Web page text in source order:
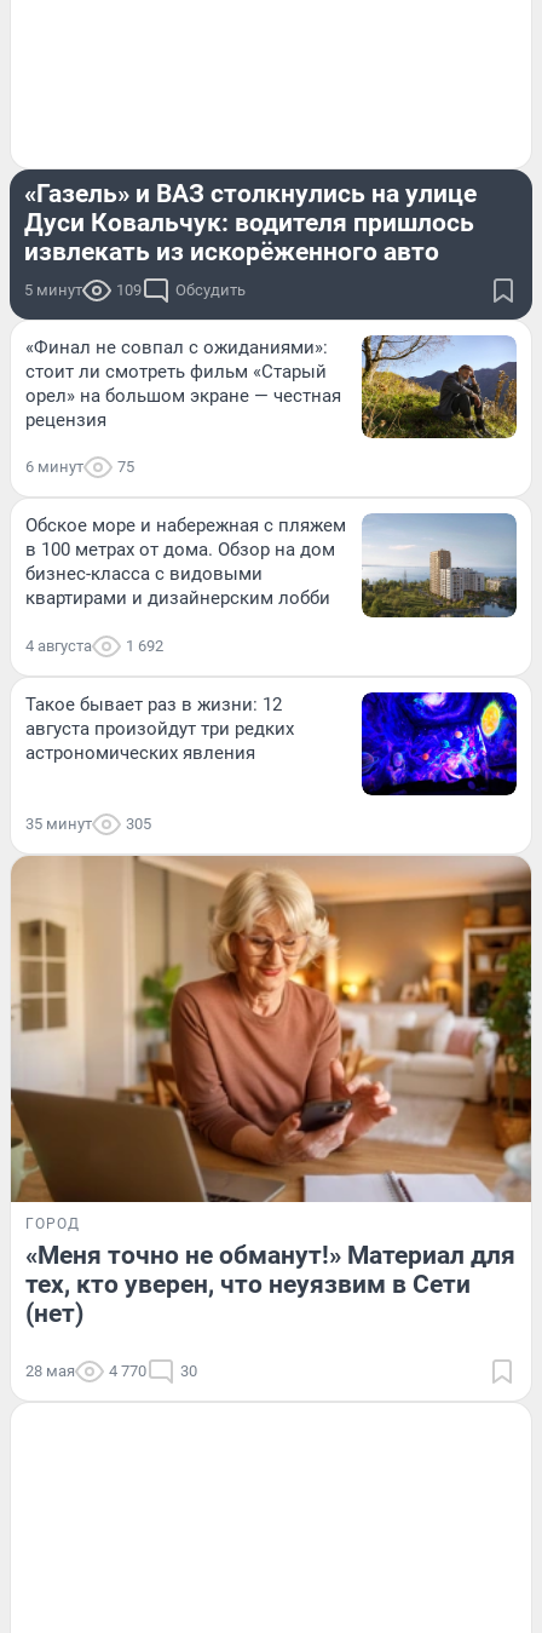
«Газель» и ВАЗ столкнулись на улице
Дуси Ковальчук: водителя пришлось
извлекать из искорёженного авто
5 минут 109 Обсудить
«Финал не совпал с ожиданиями»:
стоит ли смотреть фильм «Старый
орел» на большом экране — честная
рецензия
6 минут 75
Обское море и набережная с пляжем
в 100 метрах от дома. Обзор на дом
бизнес-класса с видовыми
квартирами и дизайнерским лобби
4 августа 1 692
Такое бывает раз в жизни: 12
августа произойдут три редких
астрономических явления
35 минут 305
ГОРОД
«Меня точно не обманут!» Материал для
тех, кто уверен, что неуязвим в Сети
(нет)
28 мая 4 770 30